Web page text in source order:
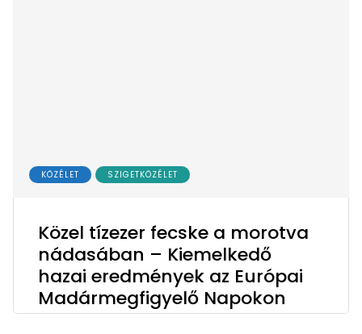
KÖZÉLET SZIGETKÖZÉLET
Közel tízezer fecske a morotva
nádasában – Kiemelkedő
hazai eredmények az Európai
Madármegfigyelő Napokon